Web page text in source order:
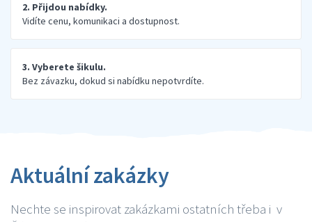
2. Přijdou nabídky.
Vidíte cenu, komunikaci a dostupnost.
3. Vyberete šikulu.
Bez závazku, dokud si nabídku nepotvrdíte.
Aktuální zakázky
Nechte se inspirovat zakázkami ostatních třeba i v